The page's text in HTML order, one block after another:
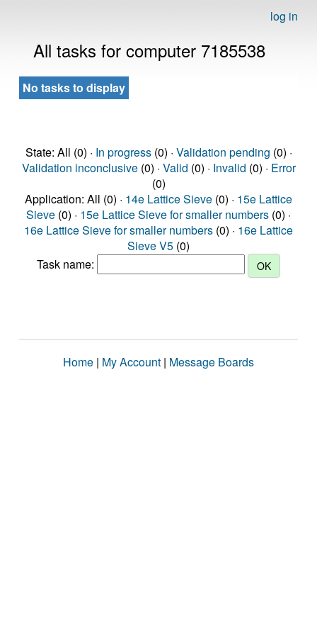
log in
All tasks for computer 7185538
No tasks to display
State: All (0) · In progress(0) · Validation pending (0) ·
Validation inconclusive(0) · Valid (0) · Invalid (0) · Error
(0)
Application: All (0) · 14e Lattice Sieve (0) · 15e Lattice
Sieve (0) · 15e Lattice Sieve for smaller numbers (0) ·
16e Lattice Sieve for smaller numbers (0) · 16e Lattice
Sieve V5 (0)
Task name:
Home | My Account | Message Boards